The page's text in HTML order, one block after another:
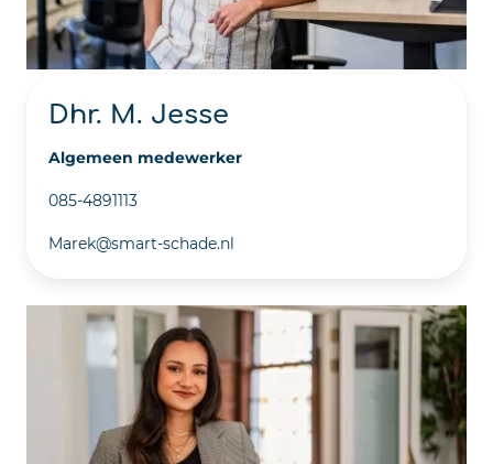
Dhr. M. Jesse
Algemeen medewerker
085-4891113
Marek@smart-schade.nl